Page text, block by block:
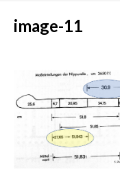
image-11